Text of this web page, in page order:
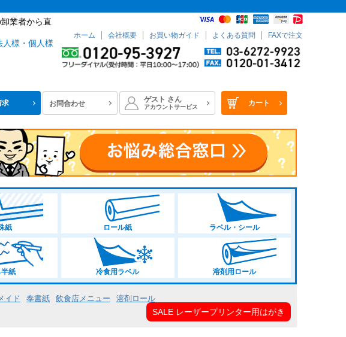
業者から直
人様・個人様
ホーム 会社概要 お買い物ガイド よくある質問 FAXで注文
求 お問合わせ ゲスト さん
アカウントサービス カート
紙 ロール紙 ラベル・シール
紙 冷食用ラベル 溶剤用ロール
イド 奉書紙 飲食店メニュー 溶剤ロール
SALE レーザープリンター用はがき